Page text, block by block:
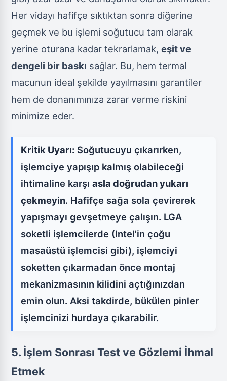
Her vidayı hafifçe sıktıktan sonra diğerine
geçmek ve bu işlemi soğutucu tam olarak
yerine oturana kadar tekrarlamak,eşit ve
dengeli bir baskı sağlar. Bu, hem termal
macunun ideal şekilde yayılmasını garantiler
hem de donanımınıza zarar verme riskini
minimize eder.
Kritik Uyarı: Soğutucuyu çıkarırken,
işlemciye yapışıp kalmış olabileceği
ihtimaline karşıasla doğrudan yukarı
çekmeyin. Hafifçe sağa sola çevirerek
yapışmayı gevşetmeye çalışın. LGA
soketli işlemcilerde (Intel'in çoğu
masaüstü işlemcisi gibi), işlemciyi
soketten çıkarmadan önce montaj
mekanizmasının kilidini açtığınızdan
emin olun. Aksi takdirde, bükülen pinler
işlemcinizi hurdaya çıkarabilir.
5. İşlem Sonrası Test ve Gözlemi İhmal
Etmek